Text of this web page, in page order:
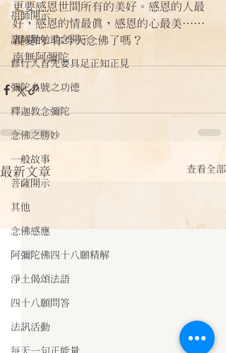
祖師開示
諸師勸勉助念開示
修行人首先要具足正知正見
彌陀名號之功德
釋迦教念彌陀
念佛之勝妙
一般故事
菩薩開示
其他
念佛感應
阿彌陀佛四十八願精解
淨土偈頌法語
四十八願問答
法訊活動
每天一句正能量
更要感恩世間所有的美好。感恩的人最
好，感恩的情最真，感恩的心最美……
親愛的 你今天念佛了嗎？
南無阿彌陀
最新文章 查看全部